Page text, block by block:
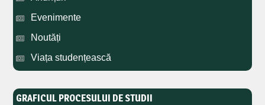
Evenimente
Noutăți
Viața studențească
GRAFICUL PROCESULUI DE STUDII